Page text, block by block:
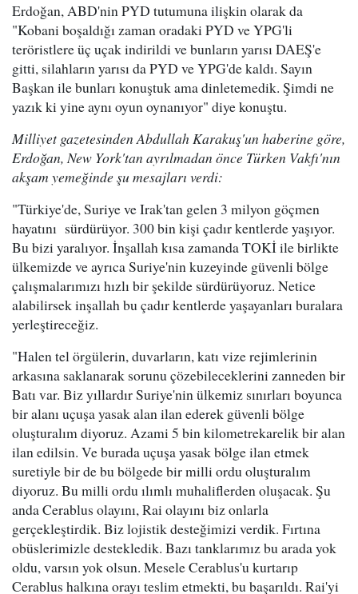
Erdoğan, ABD'nin PYD tutumuna ilişkin olarak da
"Kobani boşaldığı zaman oradaki PYD ve YPG'li
teröristlere üç uçak indirildi ve bunların yarısı DAEŞ'e
gitti, silahların yarısı da PYD ve YPG'de kaldı. Sayın
Başkan ile bunları konuştuk ama dinletemedik. Şimdi ne
yazık ki yine aynı oyun oynanıyor" diye konuştu.
Milliyet gazetesinden Abdullah Karakuş'un haberine göre,
Erdoğan, New York'tan ayrılmadan önce Türken Vakfı'nın
akşam yemeğinde şu mesajları verdi:
"Türkiye'de, Suriye ve Irak'tan gelen 3 milyon göçmen
hayatını sürdürüyor. 300 bin kişi çadır kentlerde yaşıyor.
Bu bizi yaralıyor. İnşallah kısa zamanda TOKİ ile birlikte
ülkemizde ve ayrıca Suriye'nin kuzeyinde güvenli bölge
çalışmalarımızı hızlı bir şekilde sürdürüyoruz. Netice
alabilirsek inşallah bu çadır kentlerde yaşayanları buralara
yerleştireceğiz.
"Halen tel örgülerin, duvarların, katı vize rejimlerinin
arkasına saklanarak sorunu çözebileceklerini zanneden bir
Batı var. Biz yıllardır Suriye'nin ülkemiz sınırları boyunca
bir alanı uçuşa yasak alan ilan ederek güvenli bölge
oluşturalım diyoruz. Azami 5 bin kilometrekarelik bir alan
ilan edilsin. Ve burada uçuşa yasak bölge ilan etmek
suretiyle bir de bu bölgede bir milli ordu oluşturalım
diyoruz. Bu milli ordu ılımlı muhaliflerden oluşacak. Şu
anda Cerablus olayını, Rai olayını biz onlarla
gerçekleştirdik. Biz lojistik desteğimizi verdik. Fırtına
obüslerimizle destekledik. Bazı tanklarımız bu arada yok
oldu, varsın yok olsun. Mesele Cerablus'u kurtarıp
Cerablus halkına orayı teslim etmekti, bu başarıldı. Rai'yi